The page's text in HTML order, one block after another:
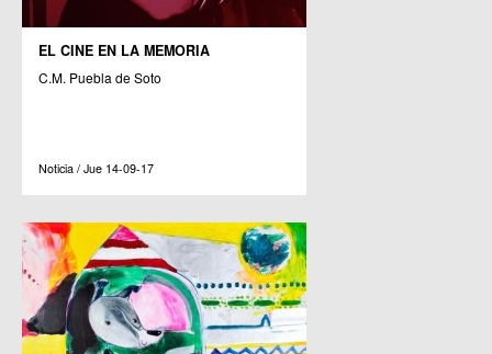
EL CINE EN LA MEMORIA
C.M. Puebla de Soto
Noticia / Jue 14-09-17